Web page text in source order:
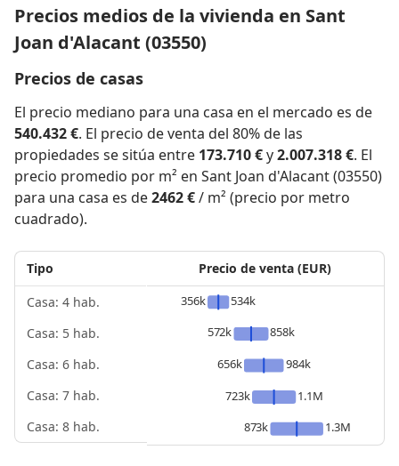
Precios medios de la vivienda en Sant
Joan d'Alacant (03550)
Precios de casas
El precio mediano para una casa en el mercado es de
540.432 €. El precio de venta del 80% de las
propiedades se sitúa entre 173.710 €y2.007.318 €. El
precio promedio por m² en Sant Joan d'Alacant (03550)
para una casa es de2462 €/ m² (precio por metro
cuadrado).
Tipo
Casa: 4 hab.
Casa: 5 hab.
Casa: 6 hab.
Casa: 7 hab.
Casa: 8 hab.
Precio de venta (EUR)
356k
534k
572k
858k
656k
984k
723k
1.1M
873k
1.3M